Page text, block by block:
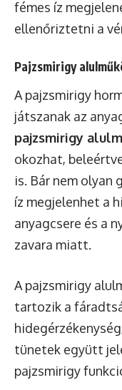
fémes íz
ellenőriztetni a
Pajzsmirigy
A pajzsmirigy
játszanak az
pajzsmirigy
okozhat,
is. Bár nem olyan
íz megjelenhet a
anyagcsere és a
zavara miatt.
A pajzsmirigy
tartozik a
tünetek együtt
pajzsmirigy